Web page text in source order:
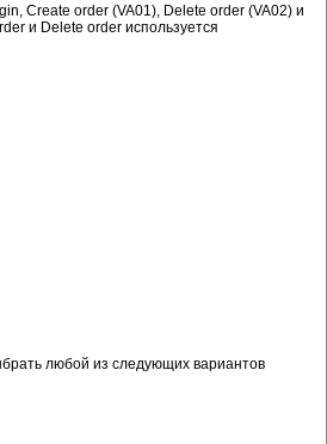
Create order (VA01), Delete order (VA02) и
и Delete order используется
любой из следующих вариантов